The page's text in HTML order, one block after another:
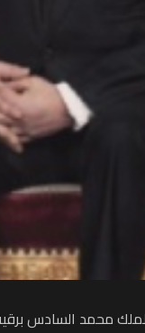
محمد السادس برقية